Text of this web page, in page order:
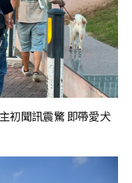
初聞訊震驚 即帶愛犬